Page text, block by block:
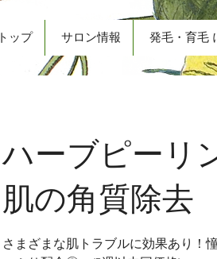
トップ サロン情報 発毛・育毛
ハーブピーリ
肌の角質除去
さまざまな肌トラブルに効果あり！